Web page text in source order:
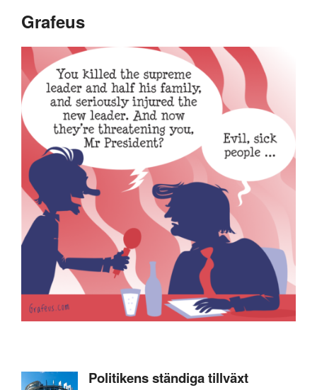
Grafeus
Politikens ständiga tillväxt